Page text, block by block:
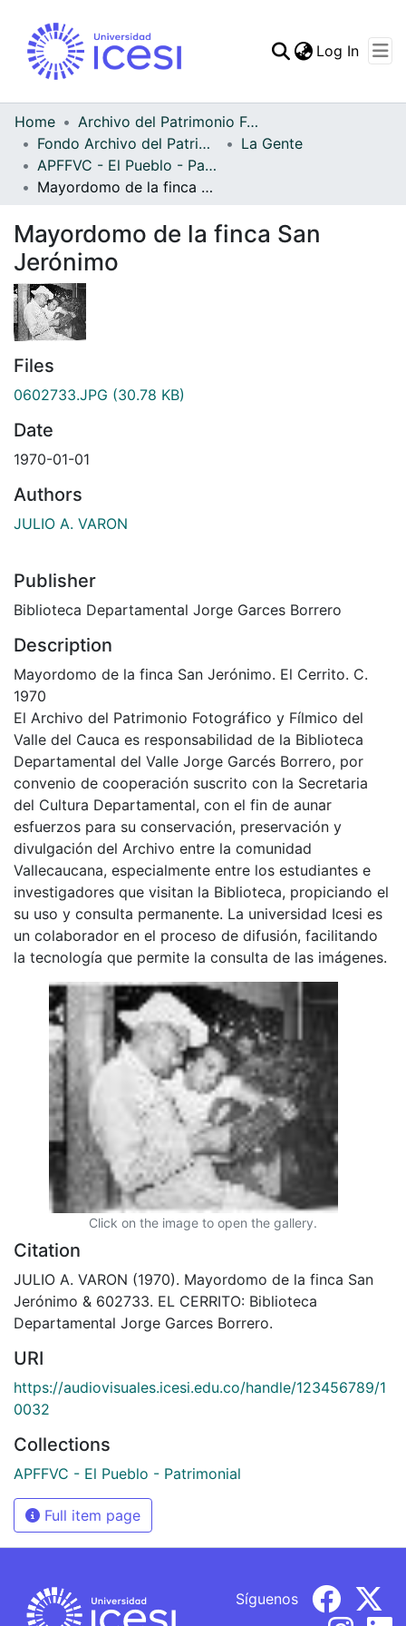
Statistics
Log In
Home
Archivo del Patrimonio Fotográfico y Fílmico del Valle del Cauca
Fondo Archivo del Patrimonio Fotográfico y Fílmico del Valle del Cauca
La Gente
APFFVC - El Pueblo - Patrimonial
Mayordomo de la finca San Jerónimo
Mayordomo de la finca San
Jerónimo
Files
0602733.JPG (30.78 KB)
Date
1970-01-01
Authors
JULIO A. VARON
Publisher
Biblioteca Departamental Jorge Garces Borrero
Description
Mayordomo de la finca San Jerónimo. El Cerrito. C.
1970
El Archivo del Patrimonio Fotográfico y Fílmico del
Valle del Cauca es responsabilidad de la Biblioteca
Departamental del Valle Jorge Garcés Borrero, por
convenio de cooperación suscrito con la Secretaria
del Cultura Departamental, con el fin de aunar
esfuerzos para su conservación, preservación y
divulgación del Archivo entre la comunidad
Vallecaucana, especialmente entre los estudiantes e
investigadores que visitan la Biblioteca, propiciando el
su uso y consulta permanente. La universidad Icesi es
un colaborador en el proceso de difusión, facilitando
la tecnología que permite la consulta de las imágenes.
Click on the image to open the gallery.
Citation
JULIO A. VARON (1970). Mayordomo de la finca San
Jerónimo & 602733. EL CERRITO: Biblioteca
Departamental Jorge Garces Borrero.
URI
https://audiovisuales.icesi.edu.co/handle/123456789/1
0032
Collections
APFFVC - El Pueblo - Patrimonial
Full item page
Síguenos